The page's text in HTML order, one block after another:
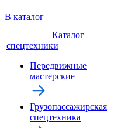
В каталог
Каталог
спецтехники
Передвижные
мастерские
Грузопассажирская
спецтехника